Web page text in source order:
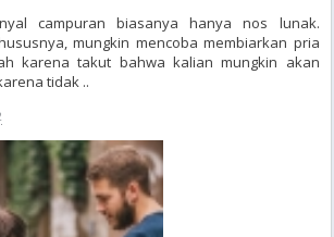
campuran biasanya hanya nos lunak.
mungkin mencoba membiarkan pria
karena takut bahwa kalian mungkin akan
tidak ..